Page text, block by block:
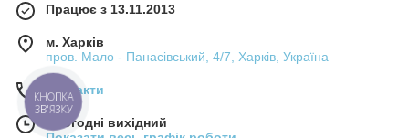
Працює з 13.11.2013
м. Харків
пров. Мало - Панасівський, 4/7, Харків, Україна
Контакти
Сьогодні вихідний
КНОПКА
ЗВ'ЯЗКУ